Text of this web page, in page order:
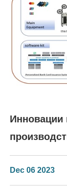
Инновации
Dec 06 2023